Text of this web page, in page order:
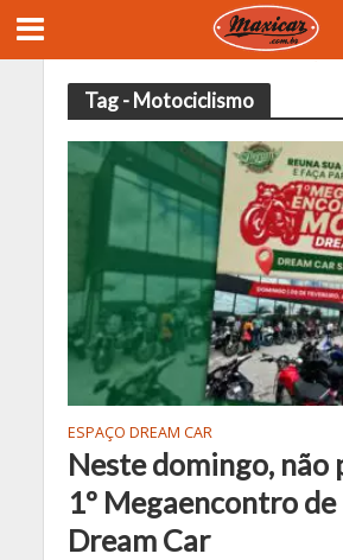
Tag - Motociclismo
ESPAÇO DREAM CAR
Neste domingo, não
1º Megaencontro
Dream Car